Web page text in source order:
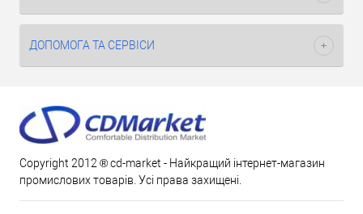
ДОПОМОГА ТА СЕРВІСИ
Copyright 2012 ® cd-market - Найкращий інтернет-магазин
промислових товарів. Усі права захищені.